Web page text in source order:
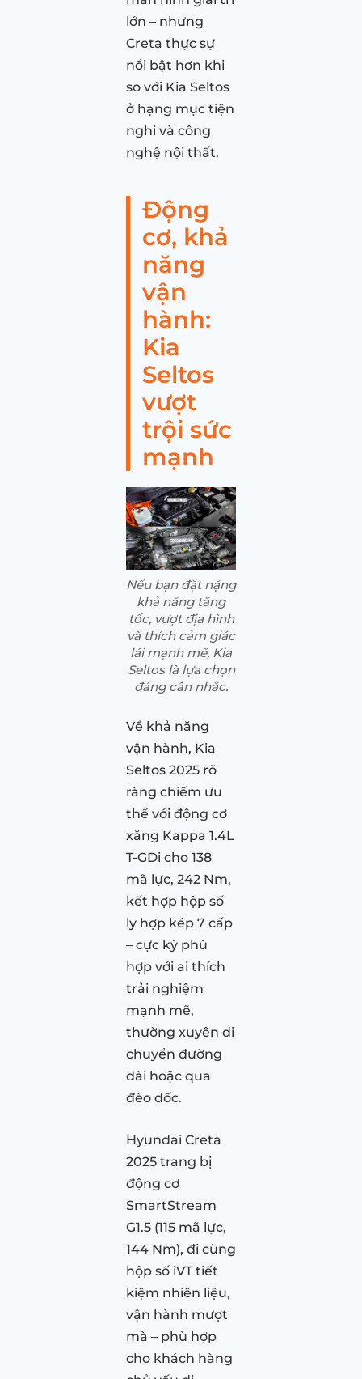
lớn – nhưng
Creta thực sự
nổi bật hơn khi
so với Kia Seltos
ở hạng mục tiện
nghi và công
nghệ nội thất.
Động
cơ, khả
năng
vận
hành:
Kia
Seltos
vượt
trội sức
mạnh
Nếu bạn đặt nặng
khả năng tăng
tốc, vượt địa hình
và thích cảm giác
lái mạnh mẽ, Kia
Seltos là lựa chọn
đáng cân nhắc.
Về khả năng
vận hành, Kia
Seltos 2025 rõ
ràng chiếm ưu
thế với động cơ
xăng Kappa 1.4L
T-GDi cho 138
mã lực, 242 Nm,
kết hợp hộp số
ly hợp kép 7 cấp
– cực kỳ phù
hợp với ai thích
trải nghiệm
mạnh mẽ,
thường xuyên di
chuyển đường
dài hoặc qua
đèo dốc.
Hyundai Creta
2025 trang bị
động cơ
SmartStream
G1.5 (115 mã lực,
144 Nm), đi cùng
hộp số iVT tiết
kiệm nhiên liệu,
vận hành mượt
mà – phù hợp
cho khách hàng